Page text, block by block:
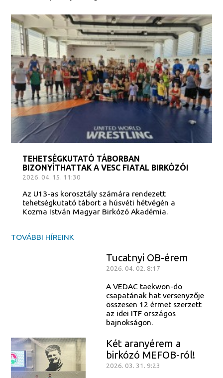
TEHETSÉGKUTATÓ TÁBORBAN
BIZONYÍTHATTAK A VESC FIATAL BIRKÓZÓI
2026. 04. 15. 11:30
Az U13-as korosztály számára rendezett
tehetségkutató tábort a húsvéti hétvégén a
Kozma István Magyar Birkózó Akadémia.
TOVÁBBI HÍREINK
Tucatnyi OB-érem
2026. 04. 02. 8:17
A VEDAC taekwon-do
csapatának hat versenyzője
összesen 12 érmet szerzett
az idei ITF országos
bajnokságon.
Két aranyérem a
birkózó MEFOB-ról!
2026. 03. 31. 9:23